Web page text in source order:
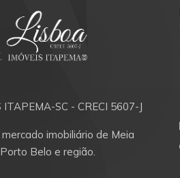
ITAPEMA-SC - CRECI 5607-J
imobiliário de Meia
Belo e região.